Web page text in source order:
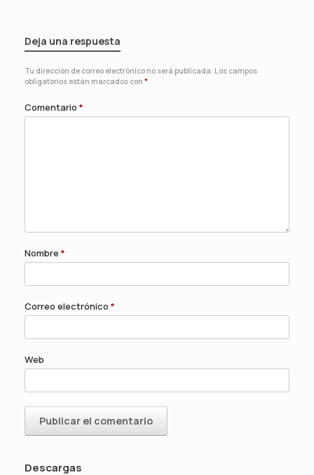
Deja una respuesta
Tu dirección de correo electrónico no será publicada. Los campos
obligatorios están marcados con *
Comentario *
Nombre *
Correo electrónico *
Web
Descargas